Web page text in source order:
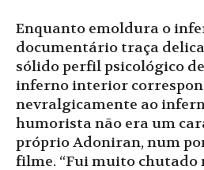
Enquanto emoldura o
documentário traça
sólido perfil psicológico
inferno interior
nevralgicamente ao
humorista não era um
próprio Adoniran, num
filme. “Fui muito chutado